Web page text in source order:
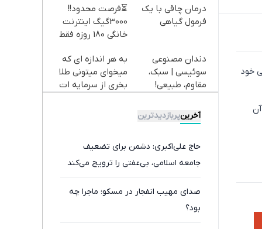
خود
درمان چاقی با یک
فرمول گیاهی
⏳فرصت محدود!!
3000گیگ اینترنت
خانگی 180 روزه فقط
دندان مصنوعی
سوئیسی | سبک،
مقاوم، طبیعی!
رایگان+پرداخت
اقساطی😍
به هر اندازه ای که
میخوای میتونی طلا
بخری از سرمایه ات
آخرینپربازدیدترین
حاج علی‌اکبری: دشمن برای تضعیف
جامعه اسلامی، بی‌عفتی را ترویج می‌کند
صدای مهیب انفجار در مسکو؛ ماجرا چه
بود؟